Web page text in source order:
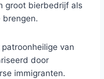
groot bierbedrijf als
brengen.
van
door
immigranten.